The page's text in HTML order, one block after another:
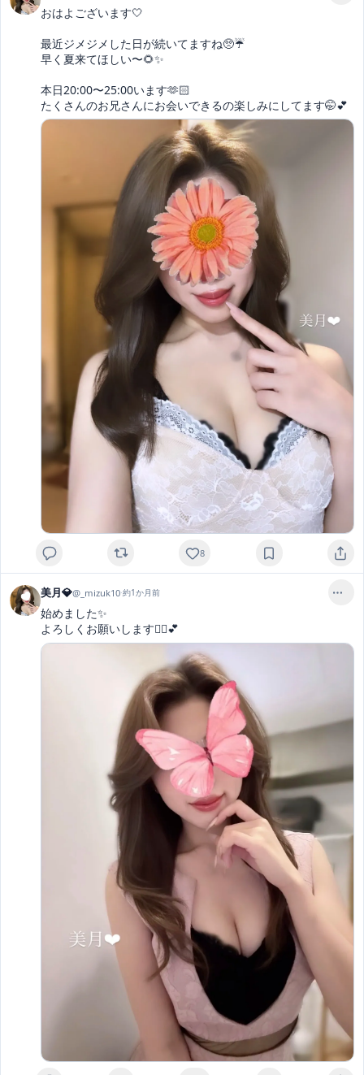
おはよございます🤍
最近ジメジメした日が続いてますね🥺☔️
早く夏来てほしい〜🌻✨
本日20:00〜25:00います🫶🏻
たくさんのお兄さんにお会いできるの楽しみにしてます🤭💕
8
美月💎@_mizuk10·約1か月前
始めました✨
よろしくお願いします🙂‍↕️💕